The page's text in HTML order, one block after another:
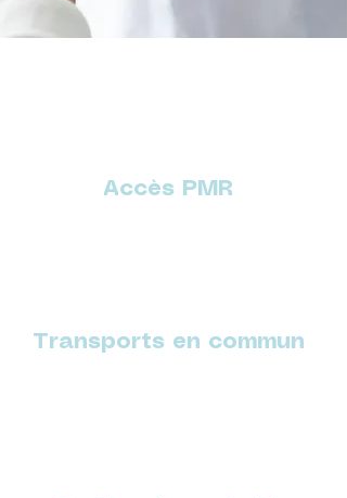
Accès PMR
Transports en commun